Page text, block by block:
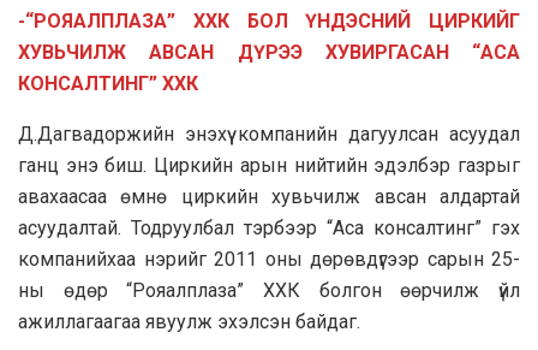
-“РОЯАЛПЛАЗА” ХХК БОЛ ҮНДЭСНИЙ ЦИРКИЙГ
ХУВЬЧИЛЖ АВСАН ДҮРЭЭ ХУВИРГАСАН “АСА
КОНСАЛТИНГ” ХХК
Д.Дагвадоржийн энэхүү компанийн дагуулсан асуудал
ганц энэ биш. Циркийн арын нийтийн эдэлбэр газрыг
авахаасаа өмнө циркийн хувьчилж авсан алдартай
асуудалтай. Тодруулбал тэрбээр “Аса консалтинг” гэх
компанийхаа нэрийг 2011 оны дөрөвдүгээр сарын 25-
ны өдөр “Рояалплаза” ХХК болгон өөрчилж үйл
ажиллагаагаа явуулж эхэлсэн байдаг.